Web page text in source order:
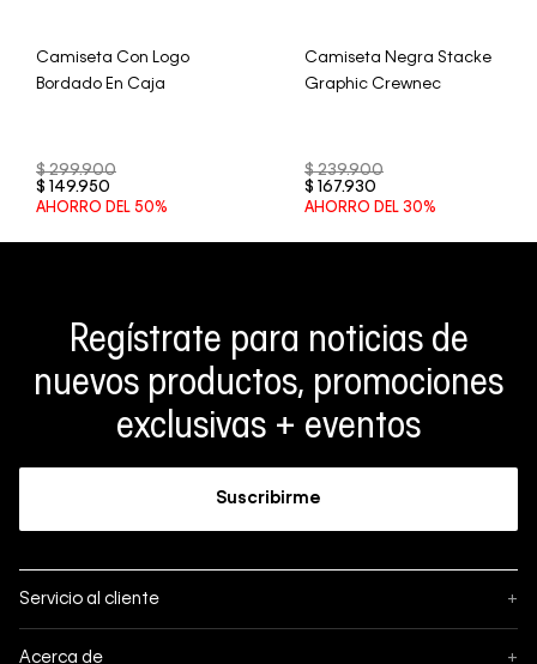
Camiseta Con Logo
Bordado En Caja
$ 299.900
$
149.950
AHORRO DEL 50%
Camiseta Negra Stacke
Graphic Crewnec
$ 239.900
$
167.930
AHORRO DEL 30%
Regístrate para noticias de
nuevos productos, promociones
exclusivas + eventos
Suscribirme
Servicio al cliente +
Acerca de +